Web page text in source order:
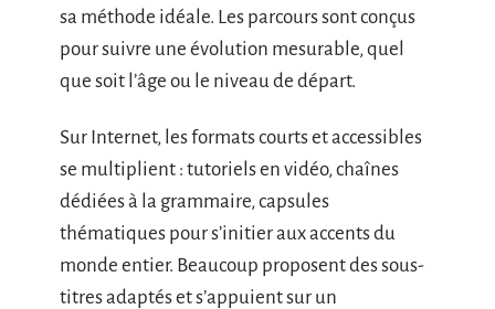
sa méthode idéale. Les parcours sont conçus
pour suivre une évolution mesurable, quel
que soit l’âge ou le niveau de départ.
Sur Internet, les formats courts et accessibles
se multiplient : tutoriels en vidéo, chaînes
dédiées à la grammaire, capsules
thématiques pour s’initier aux accents du
monde entier. Beaucoup proposent des sous-
titres adaptés et s’appuient sur un